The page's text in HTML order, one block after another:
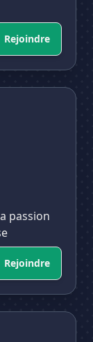
Rejoindre
passion
Rejoindre